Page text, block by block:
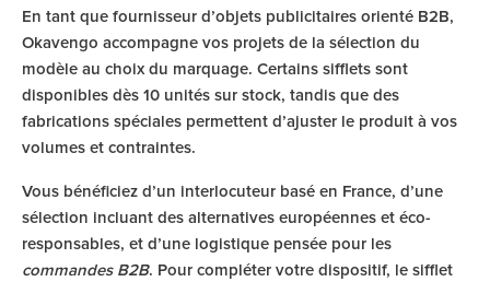
En tant que fournisseur d’objets publicitaires orienté B2B,
Okavengo accompagne vos projets de la sélection du
modèle au choix du marquage. Certains sifflets sont
disponibles dès 10 unités sur stock, tandis que des
fabrications spéciales permettent d’ajuster le produit à vos
volumes et contraintes.
Vous bénéficiez d’un interlocuteur basé en France, d’une
sélection incluant des alternatives européennes et éco-
responsables, et d’une logistique pensée pour les
commandes B2B. Pour compléter votre dispositif, le sifflet